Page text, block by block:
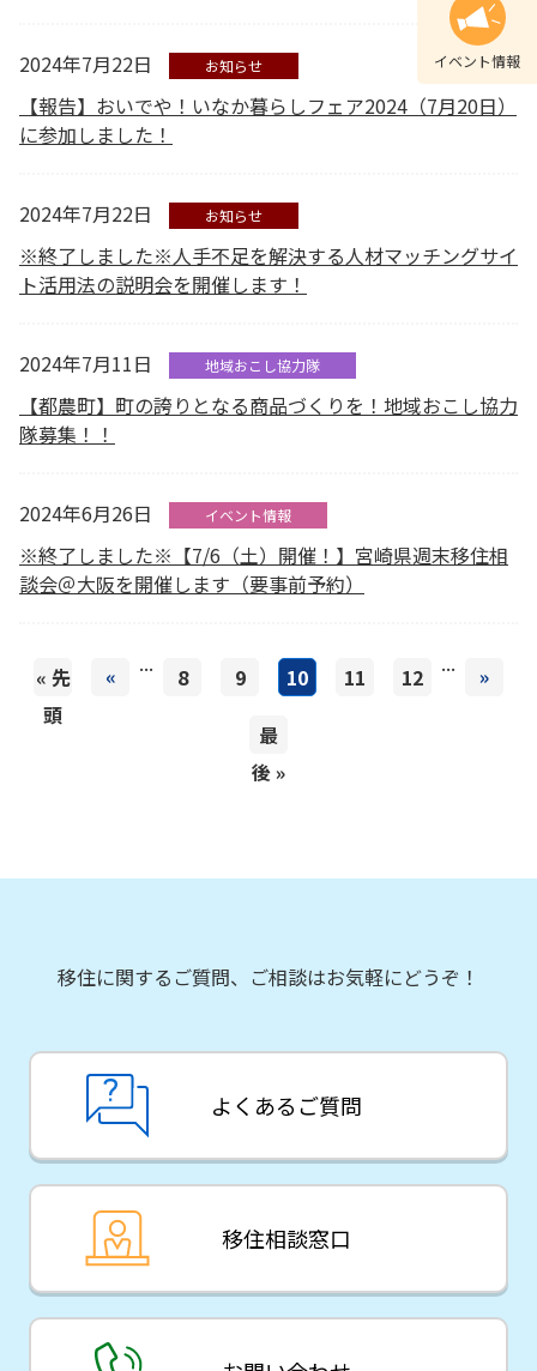
2024年7月22日 お知らせ
【報告】おいでや！いなか暮らしフェア2024（7月20日）
に参加しました！
2024年7月22日 お知らせ
※終了しました※人手不足を解決する人材マッチングサイ
ト活用法の説明会を開催します！
2024年7月11日 地域おこし協力隊
【都農町】町の誇りとなる商品づくりを！地域おこし協力
隊募集！！
2024年6月26日 イベント情報
※終了しました※【7/6（土）開催！】宮崎県週末移住相
談会＠大阪を開催します（要事前予約）
« 先
頭
« ... 8 9 10 11 12 ... »
最
後 »
イベント情報
移住に関するご質問、ご相談はお気軽にどうぞ！
よくあるご質問
移住相談窓口